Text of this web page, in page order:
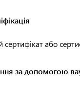
сертифікат або
за допомогою